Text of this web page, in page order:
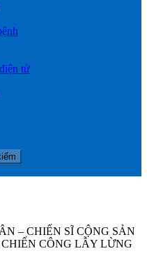
tử
– CHIẾN SĨ CỘNG SẢN
CÔNG LẪY LỪNG